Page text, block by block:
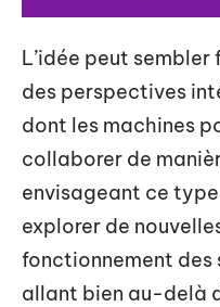
L’idée peut
des perspectives
dont les machines
collaborer de
envisageant ce
explorer de
fonctionnement des
allant bien au-delà